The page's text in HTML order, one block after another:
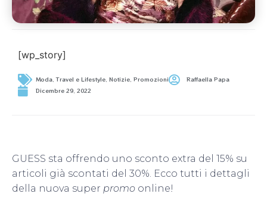
[wp_story]
Moda, Travel e Lifestyle, Notizie, Promozioni
Raffaella Papa
Dicembre 29, 2022
GUESS sta offrendo uno sconto extra del 15% su
articoli già scontati del 30%. Ecco tutti i dettagli
della nuova super promo online!